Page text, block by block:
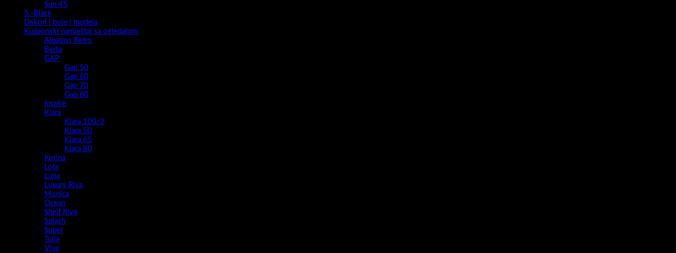
Sun 45
5.-Black
Dekori ( boje ) modela
Kupaonski namještaj sa ogledalom
Albatros Retro
Berta
GAP
Gap 50
Gap 60
Gap 70
Gap 80
Inspire
Kiara
Kiara 100/2
Kiara 50
Kiara 65
Kiara 80
Korina
Lota
Luna
Luxury Riva
Monica
Ocean
Shelf Riva
Splash
Super
Tulia
Viva